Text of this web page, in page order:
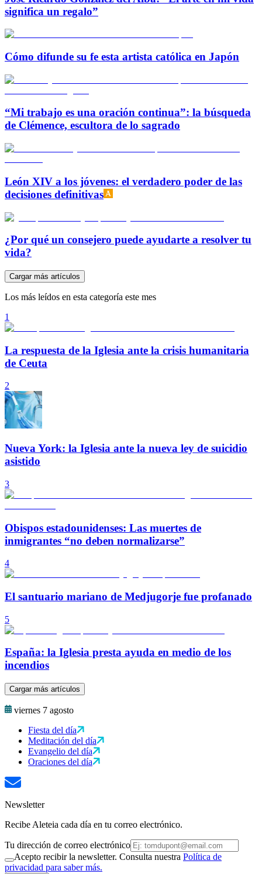
significa un regalo”
Cómo difunde su fe esta artista católica en Japón
“Mi trabajo es una oración continua”: la búsqueda
de Clémence, escultora de lo sagrado
León XIV a los jóvenes: el verdadero poder de las
decisiones definitivas
¿Por qué un consejero puede ayudarte a resolver tu
vida?
Cargar más artículos
Los más leídos en esta categoría este mes
1
La respuesta de la Iglesia ante la crisis humanitaria
de Ceuta
2
Nueva York: la Iglesia ante la nueva ley de suicidio
asistido
3
Obispos estadounidenses: Las muertes de
inmigrantes “no deben normalizarse”
4
El santuario mariano de Medjugorje fue profanado
5
España: la Iglesia presta ayuda en medio de los
incendios
Cargar más artículos
viernes 7 agosto
Fiesta del día
Meditación del día
Evangelio del día
Oraciones del día
Newsletter
Recibe Aleteia cada día en tu correo electrónico.
Tu dirección de correo electrónico
Acepto recibir la newsletter. Consulta nuestra Política de
privacidad para saber más.